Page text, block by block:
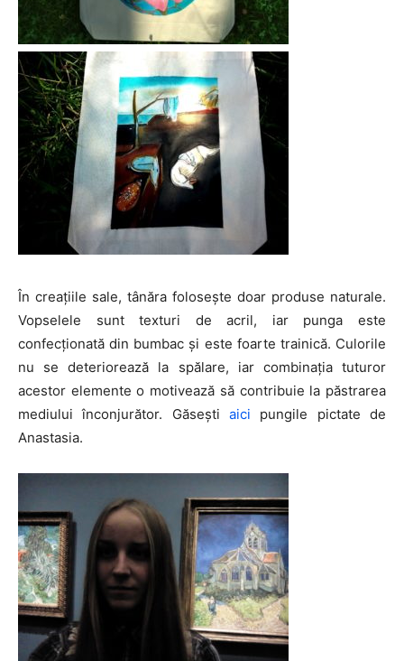
În creațiile sale, tânăra folosește doar produse naturale.
Vopselele sunt texturi de acril, iar punga este
confecționată din bumbac și este foarte trainică. Culorile
nu se deteriorează la spălare, iar combinația tuturor
acestor elemente o motivează să contribuie la păstrarea
mediului înconjurător. Găsești aici pungile pictate de
Anastasia.